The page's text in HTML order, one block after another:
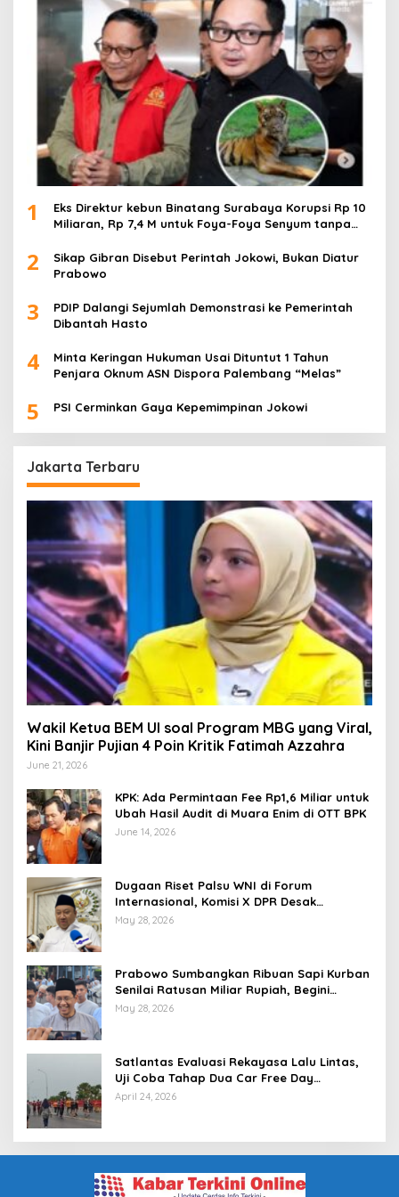
1
Eks Direktur kebun Binatang Surabaya Korupsi Rp 10
Miliaran, Rp 7,4 M untuk Foya-Foya Senyum tanpa
2
Sikap Gibran Disebut Perintah Jokowi, Bukan Diatur
Prabowo
3
PDIP Dalangi Sejumlah Demonstrasi ke Pemerintah
Dibantah Hasto
4
Minta Keringan Hukuman Usai Dituntut 1 Tahun
Penjara Oknum ASN Dispora Palembang “Melas”
5 PSI Cerminkan Gaya Kepemimpinan Jokowi
Jakarta Terbaru
Wakil Ketua BEM UI soal Program MBG yang Viral,
Kini Banjir Pujian 4 Poin Kritik Fatimah Azzahra
June 21, 2026
KPK: Ada Permintaan Fee Rp1,6 Miliar untuk
Ubah Hasil Audit di Muara Enim di OTT BPK
June 14, 2026
Dugaan Riset Palsu WNI di Forum
Internasional, Komisi X DPR Desak
Investigasi dan Penegakan Sanksi Etik
May 28, 2026
Prabowo Sumbangkan Ribuan Sapi Kurban
Senilai Ratusan Miliar Rupiah, Begini
Tanggapan Menkeu Purbaya
May 28, 2026
Satlantas Evaluasi Rekayasa Lalu Lintas,
Uji Coba Tahap Dua Car Free Day
Palembang Diundur
April 24, 2026